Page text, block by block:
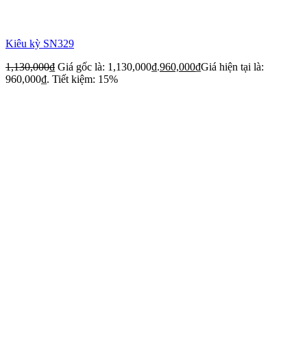
Kiêu kỳ SN329
1,130,000₫ Giá gốc là: 1,130,000₫.960,000₫Giá hiện tại là:
960,000₫. Tiết kiệm: 15%